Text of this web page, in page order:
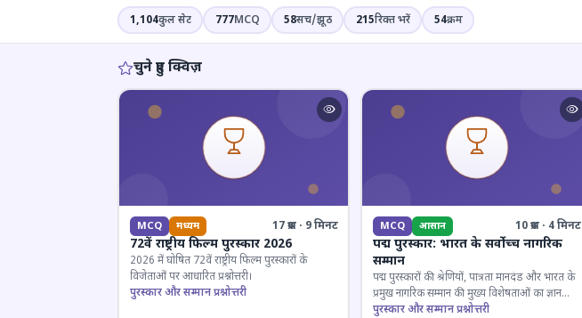
1,104कुल सेट 777MCQ 58सच/झूठ 215रिक्त भरें 54क्रम
चुने हुए क्विज़
MCQ मध्यम 17 प्रश्न · 9 मिनट
72वें राष्ट्रीय फिल्म पुरस्कार 2026
2026 में घोषित 72वें राष्ट्रीय फिल्म पुरस्कारों के
विजेताओं पर आधारित प्रश्नोत्तरी।
पुरस्कार और सम्मान प्रश्नोत्तरी
MCQ आसान 10 प्रश्न · 4 मिनट
पद्म पुरस्कार: भारत के सर्वोच्च नागरिक
सम्मान
पद्म पुरस्कारों की श्रेणियों, पात्रता मानदंड और भारत के
प्रमुख नागरिक सम्मान की मुख्य विशेषताओं का ज्ञान
परखें।
पुरस्कार और सम्मान प्रश्नोत्तरी